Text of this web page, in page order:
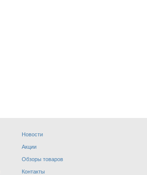
Новости
Акции
Обзоры товаров
Контакты